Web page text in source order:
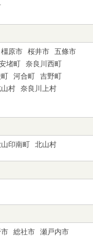
橿原市 桜井市
五條市
堵町
奈良川西町
河合町
吉野町
山村
奈良川上村
印南町 北山村
総社市
瀬戸内市